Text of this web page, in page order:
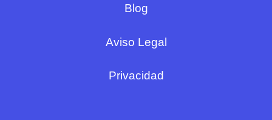
Blog
Aviso Legal
Privacidad